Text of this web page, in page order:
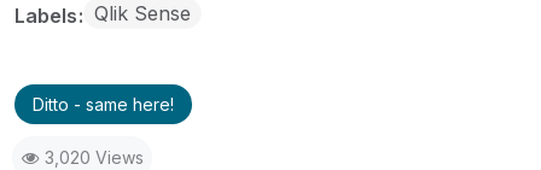
Labels Qlik Sense
Ditto - same here!
3,020 Views